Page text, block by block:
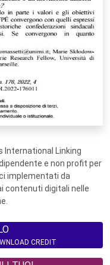
International Linking
e non profit per
implementati da
contenuti digitali nelle
CREDIT